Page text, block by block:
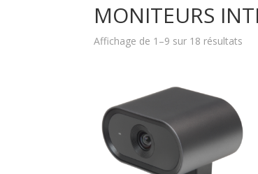
MONITEURS
Affichage de 1–9 sur 18 résultats